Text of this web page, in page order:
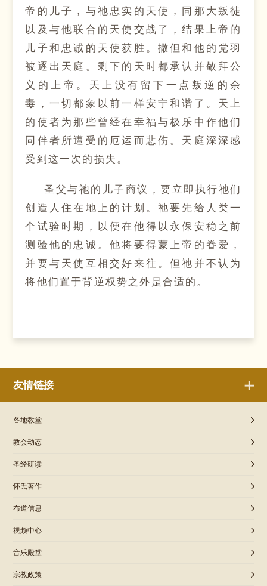
帝的儿子，与祂忠实的天使，同那大叛徒
以及与他联合的天使交战了，结果上帝的
儿子和忠诚的天使获胜。撒但和他的党羽
被逐出天庭。剩下的天时都承认并敬拜公
义的上帝。天上没有留下一点叛逆的余
毒，一切都象以前一样安宁和谐了。天上
的使者为那些曾经在幸福与极乐中作他们
同伴者所遭受的厄运而悲伤。天庭深深感
受到这一次的损失。
圣父与祂的儿子商议，要立即执行祂们
创造人住在地上的计划。祂要先给人类一
个试验时期，以便在他得以永保安稳之前
测验他的忠诚。他将要得蒙上帝的眷爱，
并要与天使互相交好来往。但祂并不认为
将他们置于背逆权势之外是合适的。
友情链接
各地教堂
教会动态
圣经研读
怀氏著作
布道信息
视频中心
音乐殿堂
宗教政策